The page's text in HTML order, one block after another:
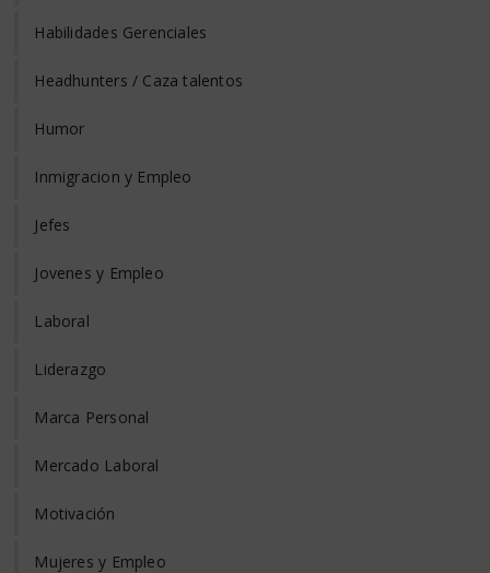
Habilidades Gerenciales
Headhunters / Caza talentos
Humor
Inmigracion y Empleo
Jefes
Jovenes y Empleo
Laboral
Liderazgo
Marca Personal
Mercado Laboral
Motivación
Mujeres y Empleo